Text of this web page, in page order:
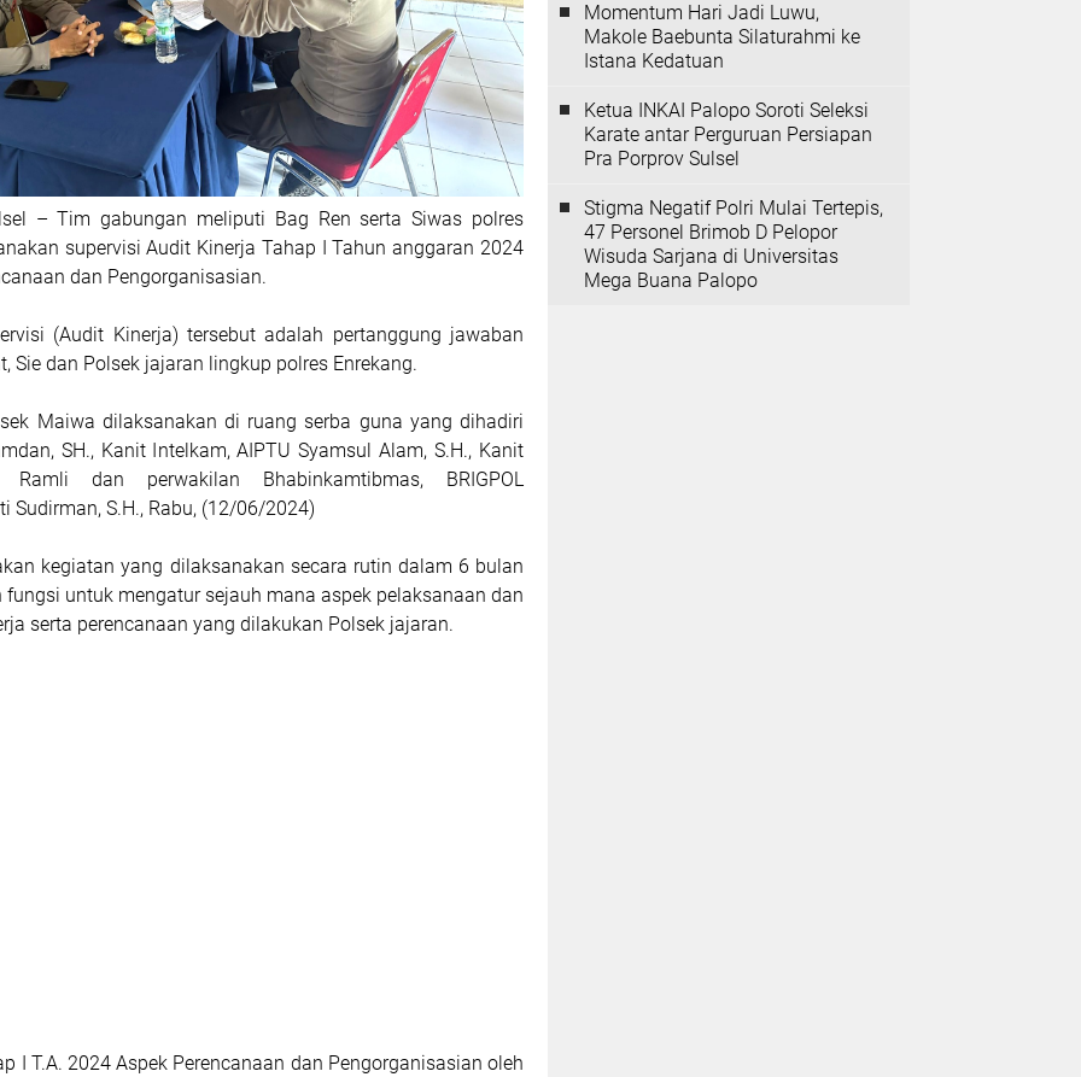
– Tim gabungan meliputi Bag Ren serta Siwas polres
supervisi Audit Kinerja Tahap I Tahun anggaran 2024
dan Pengorganisasian.
(Audit Kinerja) tersebut adalah pertanggung jawaban
Sie dan Polsek jajaran lingkup polres Enrekang.
Maiwa dilaksanakan di ruang serba guna yang dihadiri
SH., Kanit Intelkam, AIPTU Syamsul Alam, S.H., Kanit
Ramli dan perwakilan Bhabinkamtibmas, BRIGPOL
Sudirman, S.H., Rabu, (12/06/2024)
kegiatan yang dilaksanakan secara rutin dalam 6 bulan
fungsi untuk mengatur sejauh mana aspek pelaksanaan dan
serta perencanaan yang dilakukan Polsek jajaran.
I T.A. 2024 Aspek Perencanaan dan Pengorganisasian oleh
Momentum Hari Jadi Luwu,
Makole Baebunta Silaturahmi ke
Istana Kedatuan
Ketua INKAI Palopo Soroti Seleksi
Karate antar Perguruan Persiapan
Pra Porprov Sulsel
Stigma Negatif Polri Mulai Tertepis,
47 Personel Brimob D Pelopor
Wisuda Sarjana di Universitas
Mega Buana Palopo